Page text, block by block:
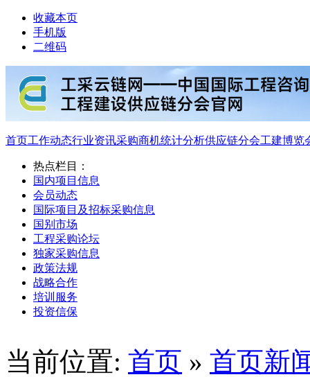
收藏本页
手机版
二维码
首页工作动态行业资讯采购商机统计分析供应链分会工建博览
热点栏目：
国内项目信息
会员动态
国际项目及招标采购信息
国别市场
工程采购论坛
独家采购信息
政策法规
战略合作
培训服务
投资信保
当前位置: 首页 » 首页新